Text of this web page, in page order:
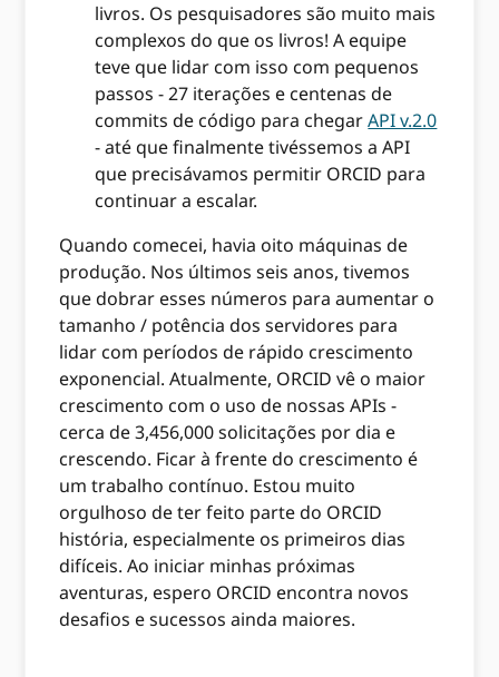
livros. Os pesquisadores são muito mais
complexos do que os livros! A equipe
teve que lidar com isso com pequenos
passos - 27 iterações e centenas de
commits de código para chegarAPI v.2.0
- até que finalmente tivéssemos a API
que precisávamos permitir ORCID para
continuar a escalar.
Quando comecei, havia oito máquinas de
produção. Nos últimos seis anos, tivemos
que dobrar esses números para aumentar o
tamanho / potência dos servidores para
lidar com períodos de rápido crescimento
exponencial. Atualmente, ORCID vê o maior
crescimento com o uso de nossas APIs -
cerca de 3,456,000 solicitações por dia e
crescendo. Ficar à frente do crescimento é
um trabalho contínuo. Estou muito
orgulhoso de ter feito parte do ORCID
história, especialmente os primeiros dias
difíceis. Ao iniciar minhas próximas
aventuras, espero ORCID encontra novos
desafios e sucessos ainda maiores.